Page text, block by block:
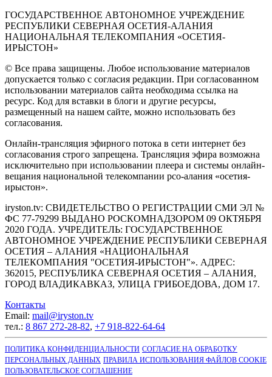
ГОСУДАРСТВЕННОЕ АВТОНОМНОЕ УЧРЕЖДЕНИЕ
РЕСПУБЛИКИ СЕВЕРНАЯ ОСЕТИЯ-АЛАНИЯ
НАЦИОНАЛЬНАЯ ТЕЛЕКОМПАНИЯ «ОСЕТИЯ-
ИРЫСТОН»
© Все права защищены. Любое использование материалов
допускается только с согласия редакции. При согласованном
использовании материалов сайта необходима ссылка на
ресурс. Код для вставки в блоги и другие ресурсы,
размещенный на нашем сайте, можно использовать без
согласования.
Онлайн-трансляция эфирного потока в сети интернет без
согласования строго запрещена. Трансляция эфира возможна
исключительно при использовании плеера и системы онлайн-
вещания национальной телекомпании рсо-алания «осетия-
ирыстон».
iryston.tv: CВИДЕТЕЛЬСТВО О РЕГИСТРАЦИИ СМИ ЭЛ №
ФС 77-79299 ВЫДАНО РОСКОМНАДЗОРОМ 09 ОКТЯБРЯ
2020 ГОДА. УЧРЕДИТЕЛЬ: ГОСУДАРСТВЕННОЕ
АВТОНОМНОЕ УЧРЕЖДЕНИЕ РЕСПУБЛИКИ СЕВЕРНАЯ
ОСЕТИЯ – АЛАНИЯ «НАЦИОНАЛЬНАЯ
ТЕЛЕКОМПАНИЯ "ОСЕТИЯ-ИРЫСТОН"». АДРЕС:
362015, РЕСПУБЛИКА СЕВЕРНАЯ ОСЕТИЯ – АЛАНИЯ,
ГОРОД ВЛАДИКАВКАЗ, УЛИЦА ГРИБОЕДОВА, ДОМ 17.
Контакты
Email: mail@iryston.tv
тел.: 8 867 272-28-82, +7 918-822-64-64
ПОЛИТИКА КОНФИДЕНЦИАЛЬНОСТИ СОГЛАСИЕ НА ОБРАБОТКУ
ПЕРСОНАЛЬНЫХ ДАННЫХ ПРАВИЛА ИСПОЛЬЗОВАНИЯ ФАЙЛОВ COOKIE
ПОЛЬЗОВАТЕЛЬСКОЕ СОГЛАШЕНИЕ